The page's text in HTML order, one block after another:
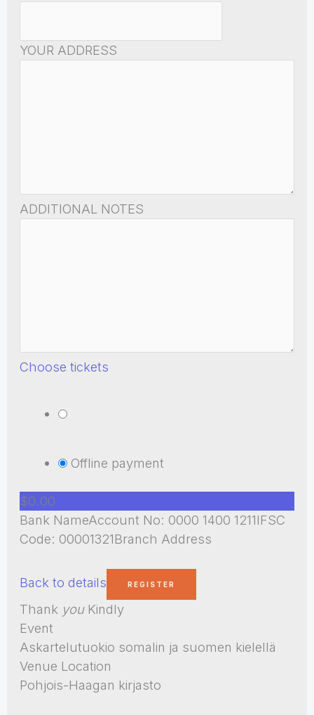
YOUR ADDRESS
ADDITIONAL NOTES
Choose tickets
Offline payment
$0.00
Bank NameAccount No: 0000 1400 1211IFSC
Code: 00001321Branch Address
Back to details
Thank youKindly
Event
Askartelutuokio somalin ja suomen kielellä
Venue Location
Pohjois-Haagan kirjasto